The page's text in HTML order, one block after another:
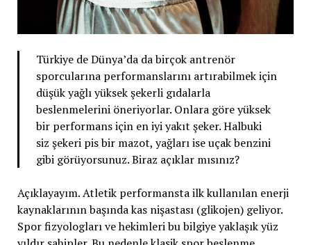
Türkiye de Dünya’da da birçok antrenör
sporcularına performanslarını artırabilmek için
düşük yağlı yüksek şekerli gıdalarla
beslenmelerini öneriyorlar. Onlara göre yüksek
bir performans için en iyi yakıt şeker. Halbuki
siz şekeri pis bir mazot, yağları ise uçak benzini
gibi görüyorsunuz. Biraz açıklar mısınız?
Açıklayayım. Atletik performansta ilk kullanılan enerji
kaynaklarının başında kas nişastası (glikojen) geliyor.
Spor fizyologları ve hekimleri bu bilgiye yaklaşık yüz